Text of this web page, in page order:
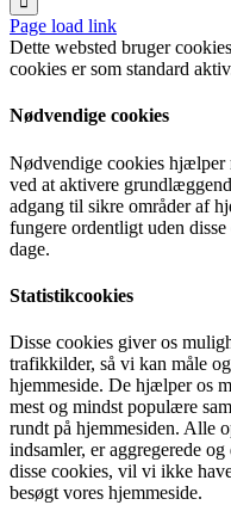
Page load link
Dette websted bruger
cookies er som standard
Nødvendige cookies
Nødvendige cookies hjælper
ved at aktivere
adgang til sikre områder af
fungere ordentligt uden
dage.
Statistikcookies
Disse cookies giver os
trafikkilder, så vi kan måle
hjemmeside. De hjælper os
mest og mindst populære
rundt på hjemmesiden. Alle
indsamler, er aggregerede
disse cookies, vil vi ikke
besøgt vores hjemmeside.